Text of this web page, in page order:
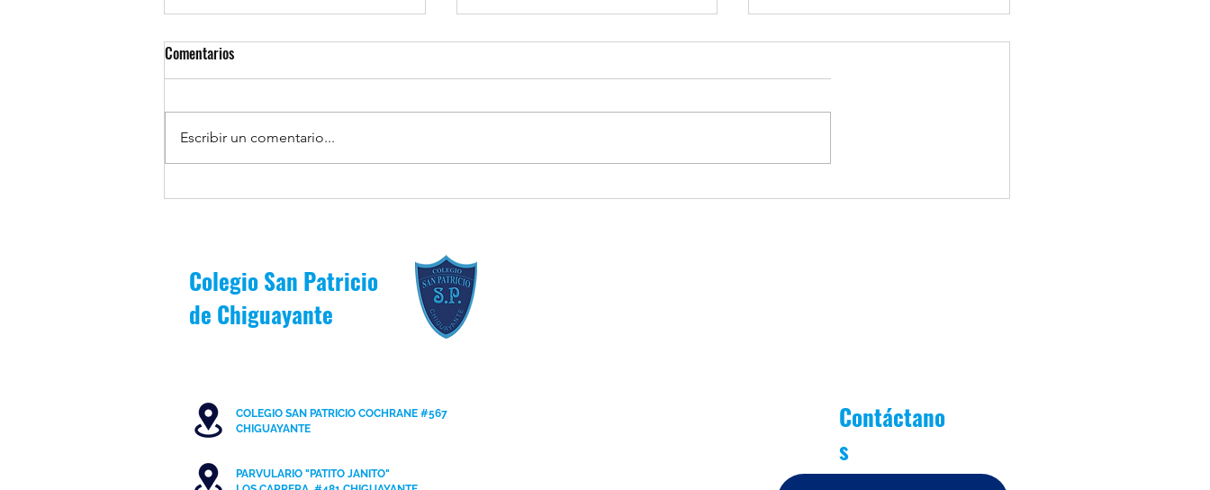
1MB es premiado por asistencia
Resumen de la Semana de la
Estudiantes Destacados Junio
Comentarios
Escribir un comentario...
Colegio San Patricio
de Chiguayante
COLEGIO SAN PATRICIO COCHRANE #567
CHIGUAYANTE
PARVULARIO "PATITO JANITO"
Contáctano
s